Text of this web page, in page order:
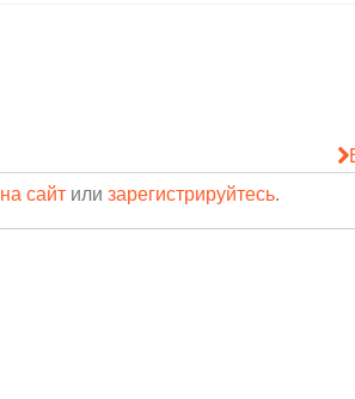
сайт или зарегистрируйтесь.